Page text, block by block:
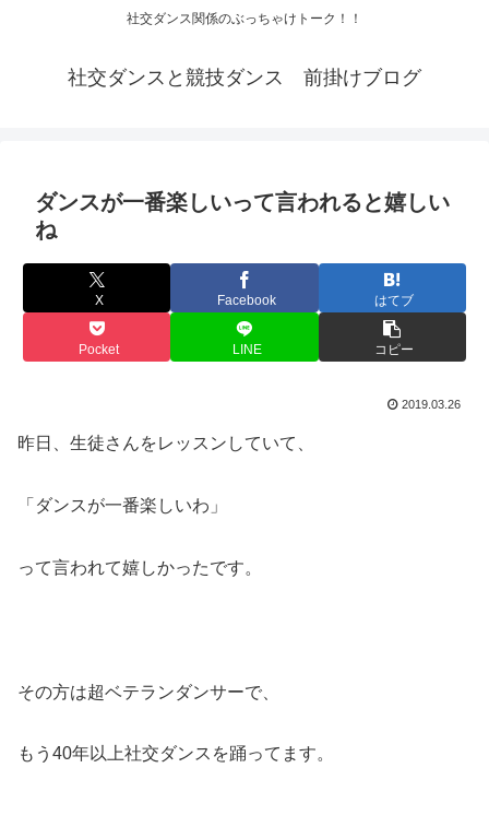
社交ダンス関係のぶっちゃけトーク！！
社交ダンスと競技ダンス 前掛けブログ
ダンスが一番楽しいって言われると嬉しい
ね
X Facebook はてブ
Pocket LINE コピー
2019.03.26
昨日、生徒さんをレッスンしていて、
「ダンスが一番楽しいわ」
って言われて嬉しかったです。
その方は超ベテランダンサーで、
もう40年以上社交ダンスを踊ってます。